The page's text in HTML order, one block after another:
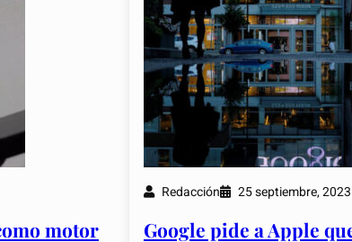
motor
Redacción 25 septiembre, 2023
Google pide a Apple